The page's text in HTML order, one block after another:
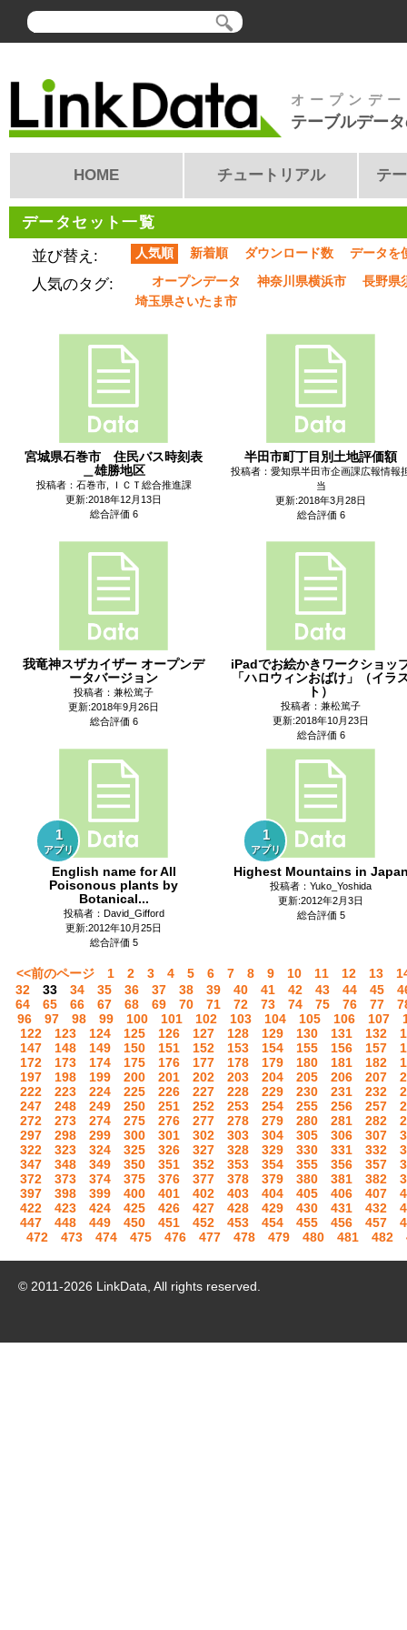
オープンデ
テーブルデー
HOME チュートリアル テ
データセット一覧
並び替え:
人気順 新着順 ダウンロード数 データを
人気のタグ: オープンデータ 神奈川県横浜市
長野県
埼玉県さいたま市
宮城県石巻市 住民バス時刻表
＿雄勝地区
投稿者：石巻市, ＩＣＴ総合推進課
更新:2018年12月13日
総合評価 6
半田市町丁目別土地評価額
投稿者：愛知県半田市企画課広報情報
当
更新:2018年3月28日
総合評価 6
我竜神スザカイザー オープンデ
ータバージョン
投稿者：兼松篤子
更新:2018年9月26日
総合評価 6
iPadでお絵かきワークショッ
「ハロウィンおばけ」（イラ
ト）
投稿者：兼松篤子
更新:2018年10月23日
総合評価 6
1
アプリ
English name for All
Poisonous plants by
Botanical...
投稿者：David_Gifford
更新:2012年10月25日
総合評価 5
1
アプリ
Highest Mountains in
投稿者：Yuko_Yoshida
更新:2012年2月3日
総合評価 5
<<前のページ 1 2 3 4 5 6 7 8 9 10 11 12 13
32
33 34 35 36 37 38 39 40 41 42 43 44 45
64
65 66 67 68 69 70 71 72 73 74 75 76 77
96
97 98 99 100 101 102 103 104 105 106 107
122
123 124 125 126 127 128 129 130 131 132
147
148 149 150 151 152 153 154 155 156 157
172
173 174 175 176 177 178 179 180 181 182
197
198 199 200 201 202 203 204 205 206 207
222
223 224 225 226 227 228 229 230 231 232
247
248 249 250 251 252 253 254 255 256 257
272
273 274 275 276 277 278 279 280 281 282
297
298 299 300 301 302 303 304 305 306 307
322
323 324 325 326 327 328 329 330 331 332
347
348 349 350 351 352 353 354 355 356 357
372
373 374 375 376 377 378 379 380 381 382
397
398 399 400 401 402 403 404 405 406 407
422
423 424 425 426 427 428 429 430 431 432
447
448 449 450 451 452 453 454 455 456 457
472
473 474 475 476 477 478 479 480 481 482
© 2011-2026 LinkData, All rights reserved.